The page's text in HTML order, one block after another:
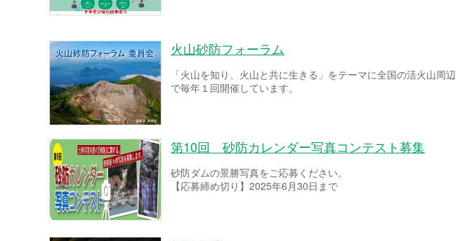
火山砂防フォーラム
「火山を知り、火山と共に生きる」をテーマに全国の活火山周辺
で毎年１回開催しています。
第10回 砂防カレンダー写真コンテスト募集
砂防ダムの景勝写真をご応募ください。
【応募締め切り】2025年6月30日まで